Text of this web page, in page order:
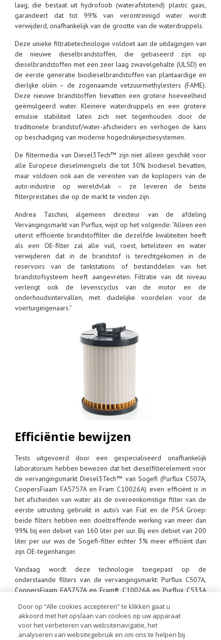
laag, die bestaat uit hydrofoob (waterafstotend) plastic gaas,
garandeert dat tot 99% van verontreinigd water wordt
verwijderd, onafhankelijk van de grootte van de waterdruppels.
Deze unieke filtratietechnologie voldoet aan de uitdagingen van
de nieuwe dieselbrandstoffen, die gebaseerd zijn op
dieselbrandstoffen met een zeer laag zwavelgehalte (ULSD) en
de eerste generatie biodieselbrandstoffen van plantaardige en
dierlijke oliën – de zogenaamde vetzuurmethylesters (FAME).
Deze nieuwe brandstoffen bevatten een grotere hoeveelheid
geëmulgeerd water. Kleinere waterdruppels en een grotere
emulsie stabiliteit laten zich niet tegenhouden door de
traditionele brandstof/water-afscheiders en verhogen de kans
op beschadiging van moderne hogedrukinjectiesystemen.
De filtermedia van Diesel3Tech™ zijn niet alleen geschikt voor
alle Europese dieselmengsels die tot 30% biodiesel bevatten,
maar voldoen ook aan de vereisten van de koplopers van de
auto-industrie op wereldvlak – ze leveren de beste
filterprestaties die op de markt te vinden zijn.
Andrea Taschini, algemeen directeur van de afdeling
Vervangingsmarkt van Purflux, wijst op het volgende: “Alleen een
uiterst efficiënte brandstoffilter die dezelfde kwaliteiten heeft
als een OE-filter zal alle vuil, roest, ketelsteen en water
verwijderen dat in de brandstof is terechtgekomen in de
reservoirs van de tankstations of bestanddelen van het
brandstofsysteem heeft aangevreten. Filtratie van dit niveau
verlengt ook de levenscyclus van de motor en de
onderhoudsintervallen, met duidelijke voordelen voor de
voertuigeigenaars.”
Efficiëntie bewijzen
Tests uitgevoerd door een gespecialiseerd onafhankelijk
laboratorium hebben bewezen dat het dieselfilterelement voor
de vervangingsmarkt Diesel3Tech™ van Sogefi (Purflux C507A,
CoopersFiaam FA5757A en Fram C10026A) even efficiënt is in
het afscheiden van water als de overeenkomstige filter van de
eerste uitrusting gebruikt in auto’s van Fiat en de PSA Groep:
beide filters hebben een doeltreffende werking van meer dan
99% bij een debiet van 160 liter per uur. Bij een debiet van 200
liter per uur was de Sogefi-filter echter 3% meer efficiënt dan
zijn OE-tegenhanger.
Vandaag wordt deze technologie toegepast op de
onderstaande filters van de vervangingsmarkt: Purflux C507A,
CoopersFiaam FA5757A en Fram® C10026A en Purflux C533A
toenemende gevoeligheid van moderne injectors en pompen
voor corrosiedeeltjes in de brandstof en de ontwikkeling van
nieuwe dieseltypes geven de R&D-ingenieurs van Sogefi de
Door op “Alle cookies accepteren” te klikken gaat u
akkoord met het opslaan van cookies op uw apparaat
voor het verbeteren van websitenavigatie, het
analyseren van websitegebruik en om ons te helpen bij